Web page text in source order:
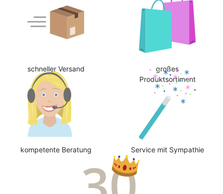
schneller Versand
großes
Produktsortiment
kompetente Beratung Service mit Sympathie